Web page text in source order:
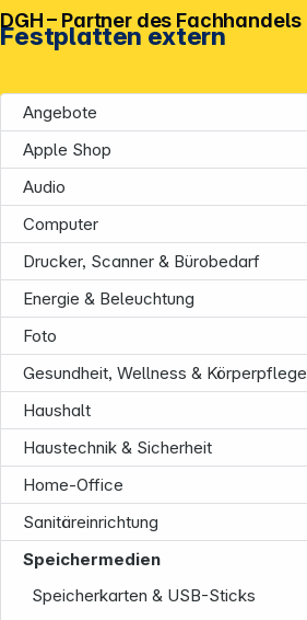
Festplatten extern
Angebote
Apple Shop
Audio
Computer
Drucker, Scanner & Bürobedarf
Energie & Beleuchtung
Foto
Gesundheit, Wellness & Körperpflege
Haushalt
Haustechnik & Sicherheit
Home-Office
Sanitäreinrichtung
Speichermedien
Speicherkarten & USB-Sticks
DGH – Partner des Fachhandels